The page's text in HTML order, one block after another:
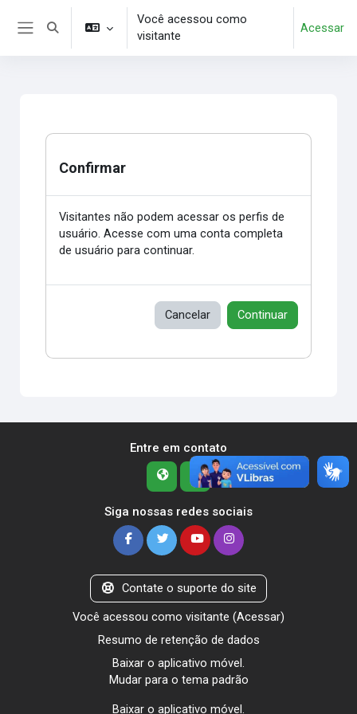
Ir para o conteúdo principal
Alternar entrada de pesquisa
Você acessou como
visitante
Acessar
Confirmar
Visitantes não podem acessar os perfis de
usuário. Acesse com uma conta completa
de usuário para continuar.
Cancelar Continuar
Entre em contato
Siga nossas redes sociais
Contate o suporte do site
Você acessou como visitante (Acessar)
Resumo de retenção de dados
Baixar o aplicativo móvel.
Mudar para o tema padrão
Baixar o aplicativo móvel.